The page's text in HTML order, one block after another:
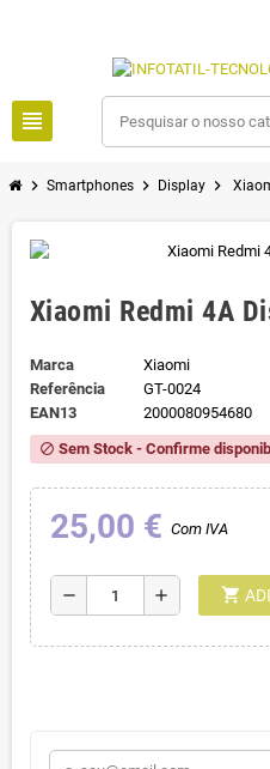
view_headline
chevron_right Smartphones chevron_right Display chevron_right
Xiaomi Redmi 4A
Marca
Xiaomi
Referência
GT-0024
EAN13
2000080954680
block Sem Stock - Confirme
25,00 € Com IVA
remove add shopping_cart